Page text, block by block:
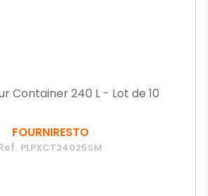
Container 240 L - Lot de 10
FOURNIRESTO
PLPXCT24025SM